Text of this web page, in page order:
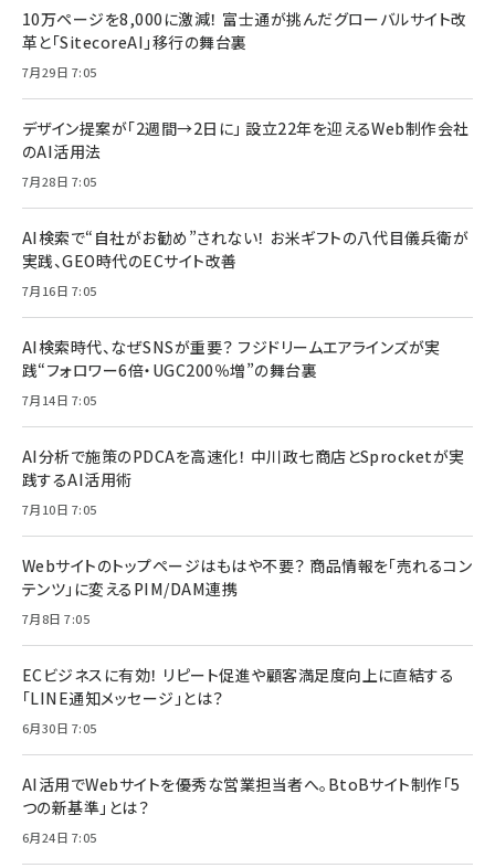
10万ページを8,000に激減！ 富士通が挑んだグローバルサイト改
革と「SitecoreAI」移行の舞台裏
7月29日 7:05
デザイン提案が「2週間→2日に」 設立22年を迎えるWeb制作会社
のAI活用法
7月28日 7:05
AI検索で“自社がお勧め”されない！ お米ギフトの八代目儀兵衛が
実践、GEO時代のECサイト改善
7月16日 7:05
AI検索時代、なぜSNSが重要？ フジドリームエアラインズが実
践“フォロワー6倍・UGC200％増”の舞台裏
7月14日 7:05
AI分析で施策のPDCAを高速化！ 中川政七商店とSprocketが実
践するAI活用術
7月10日 7:05
Webサイトのトップページはもはや不要？ 商品情報を「売れるコン
テンツ」に変えるPIM/DAM連携
7月8日 7:05
ECビジネスに有効！ リピート促進や顧客満足度向上に直結する
「LINE通知メッセージ」とは？
6月30日 7:05
AI活用でWebサイトを優秀な営業担当者へ。BtoBサイト制作「5
つの新基準」とは？
6月24日 7:05